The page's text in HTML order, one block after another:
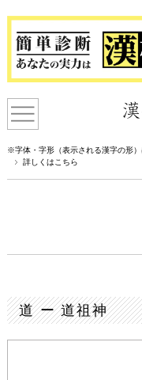
※字体・字形（表示される漢字の形）
詳しくはこちら
道 ー 道祖神